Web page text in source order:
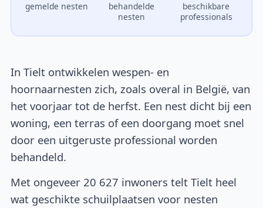
gemelde nesten
behandelde
nesten
beschikbare
professionals
In Tielt ontwikkelen wespen- en
hoornaarnesten zich, zoals overal in België, van
het voorjaar tot de herfst. Een nest dicht bij een
woning, een terras of een doorgang moet snel
door een uitgeruste professional worden
behandeld.
Met ongeveer 20 627 inwoners telt Tielt heel
wat geschikte schuilplaatsen voor nesten